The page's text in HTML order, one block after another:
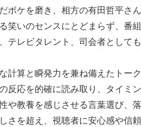
ボケを磨き、相方の有田哲平さ
笑いのセンスにとどまらず、番
テレビタレント、司会者として
計算と瞬発力を兼ね備えたトー
反応を的確に読み取り、タイミ
や教養を感じさせる言葉選び、
さを超え、視聴者に安心感や信